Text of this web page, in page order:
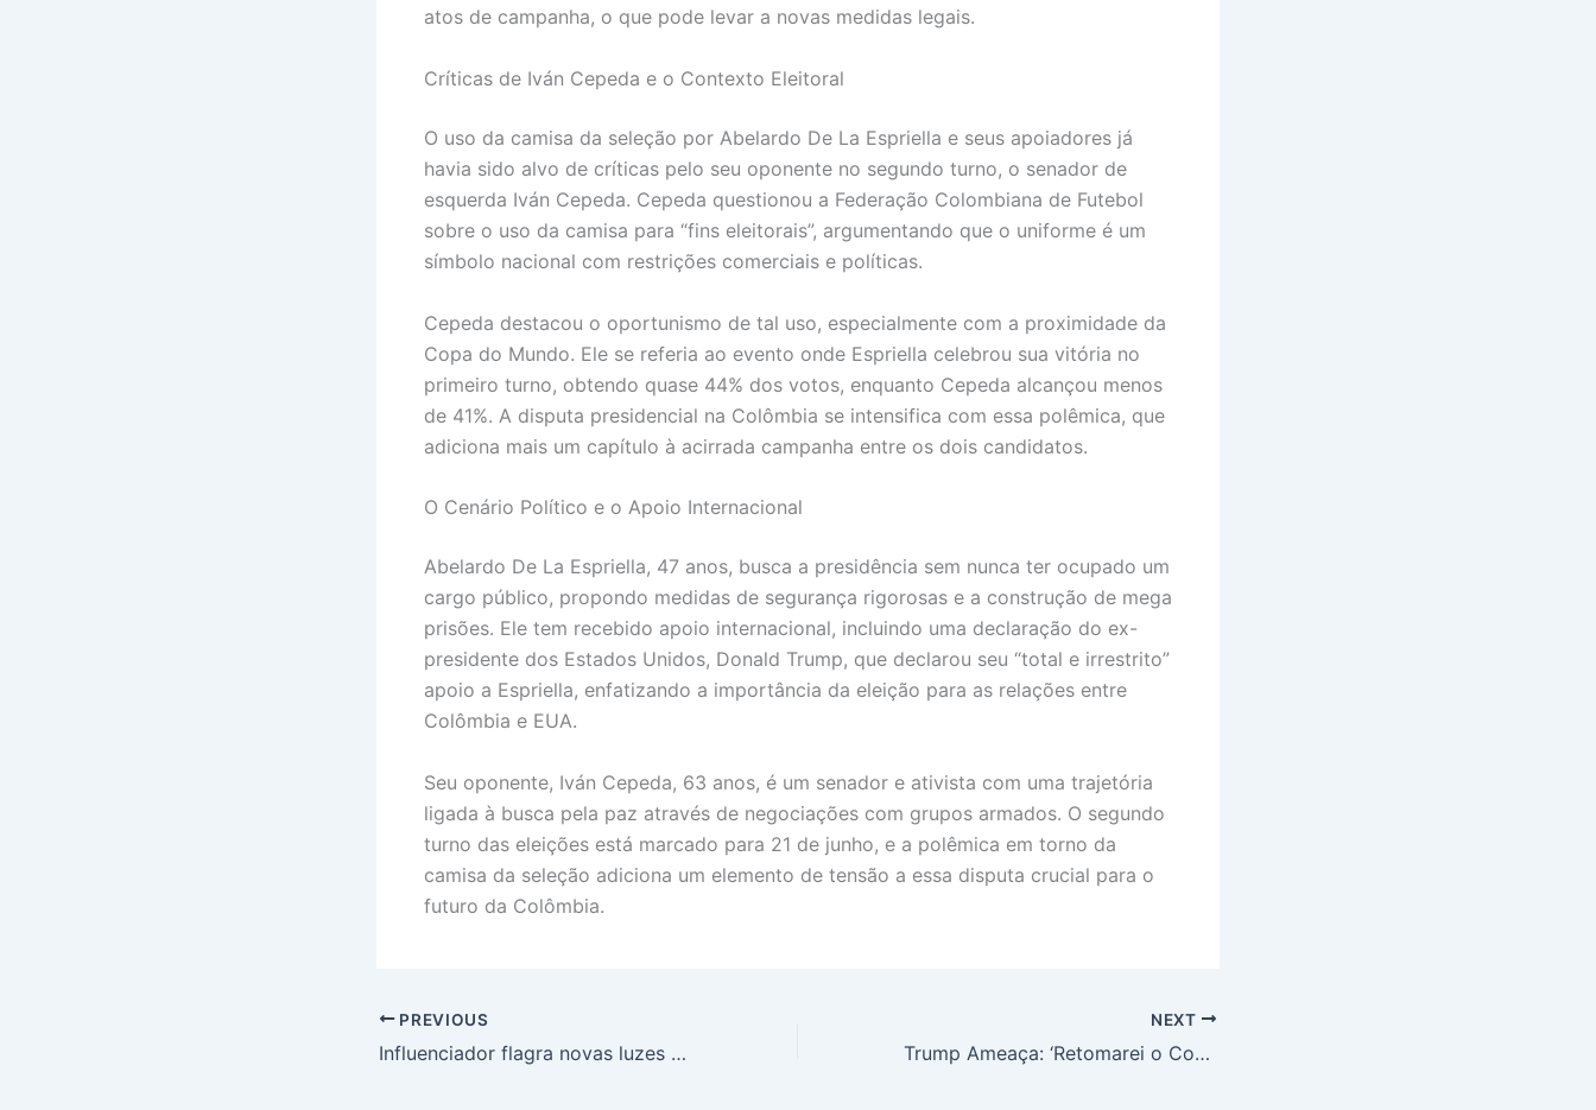
atos de campanha, o que pode levar a novas medidas legais.
Críticas de Iván Cepeda e o Contexto Eleitoral
O uso da camisa da seleção por Abelardo De La Espriella e seus apoiadores já
havia sido alvo de críticas pelo seu oponente no segundo turno, o senador de
esquerda Iván Cepeda. Cepeda questionou a Federação Colombiana de Futebol
sobre o uso da camisa para “fins eleitorais”, argumentando que o uniforme é um
símbolo nacional com restrições comerciais e políticas.
Cepeda destacou o oportunismo de tal uso, especialmente com a proximidade da
Copa do Mundo. Ele se referia ao evento onde Espriella celebrou sua vitória no
primeiro turno, obtendo quase 44% dos votos, enquanto Cepeda alcançou menos
de 41%. A disputa presidencial na Colômbia se intensifica com essa polêmica, que
adiciona mais um capítulo à acirrada campanha entre os dois candidatos.
O Cenário Político e o Apoio Internacional
Abelardo De La Espriella, 47 anos, busca a presidência sem nunca ter ocupado um
cargo público, propondo medidas de segurança rigorosas e a construção de mega
prisões. Ele tem recebido apoio internacional, incluindo uma declaração do ex-
presidente dos Estados Unidos, Donald Trump, que declarou seu “total e irrestrito”
apoio a Espriella, enfatizando a importância da eleição para as relações entre
Colômbia e EUA.
Seu oponente, Iván Cepeda, 63 anos, é um senador e ativista com uma trajetória
ligada à busca pela paz através de negociações com grupos armados. O segundo
turno das eleições está marcado para 21 de junho, e a polêmica em torno da
camisa da seleção adiciona um elemento de tensão a essa disputa crucial para o
futuro da Colômbia.
PREVIOUS
Influenciador flagra novas luzes misteriosas em zona rural do Paraná; seriam humanos ou algo além?
NEXT
Trump Ameaça: ‘Retomarei o Conflito’ se Irã Matar Soldados Americanos, Sinaliza Tensão na Região